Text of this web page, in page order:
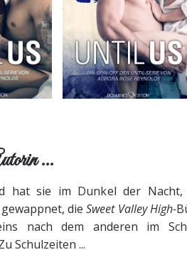
hat sie im Dunkel der
dieSweet Valley High-
nach dem anderen im
Schulzeiten ...
...